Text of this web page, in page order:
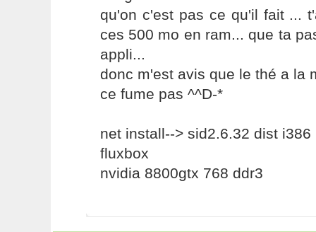
qu'on c'est pas ce qu'il fait ...
ces 500 mo en ram... que ta
appli...
donc m'est avis que le thé a la
ce fume pas ^^D-*
net install--> sid2.6.32 dist i386
fluxbox
nvidia 8800gtx 768 ddr3